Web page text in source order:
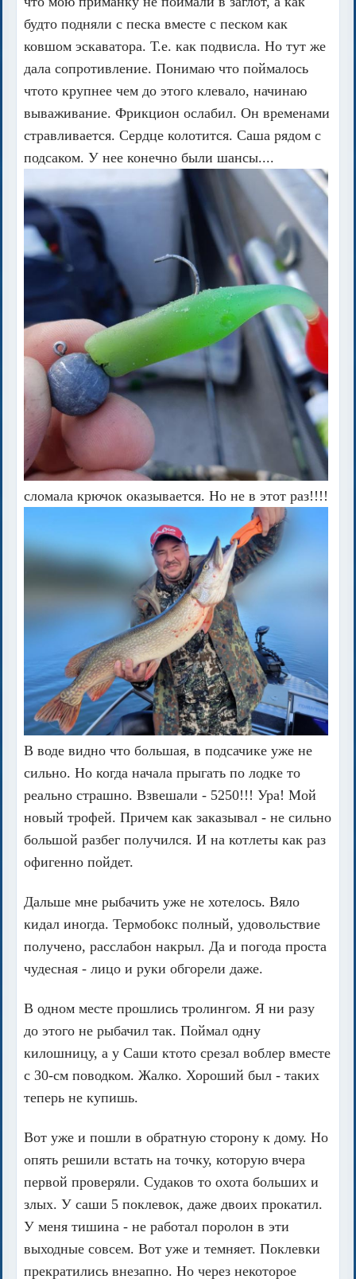
будто подняли с песка вместе с песком как
ковшом эскаватора. Т.е. как подвисла. Но тут же
дала сопротивление. Понимаю что поймалось
чтото крупнее чем до этого клевало, начинаю
вываживание. Фрикцион ослабил. Он временами
стравливается. Сердце колотится. Саша рядом с
подсаком. У нее конечно были шансы....
сломала крючок оказывается. Но не в этот раз!!!!
В воде видно что большая, в подсачике уже не
сильно. Но когда начала прыгать по лодке то
реально страшно. Взвешали - 5250!!! Ура! Мой
новый трофей. Причем как заказывал - не сильно
большой разбег получился. И на котлеты как раз
офигенно пойдет.
Дальше мне рыбачить уже не хотелось. Вяло
кидал иногда. Термобокс полный, удовольствие
получено, расслабон накрыл. Да и погода проста
чудесная - лицо и руки обгорели даже.
В одном месте прошлись тролингом. Я ни разу
до этого не рыбачил так. Поймал одну
килошницу, а у Саши ктото срезал воблер вместе
с 30-см поводком. Жалко. Хороший был - таких
теперь не купишь.
Вот уже и пошли в обратную сторону к дому. Но
опять решили встать на точку, которую вчера
первой проверяли. Судаков то охота больших и
злых. У саши 5 поклевок, даже двоих прокатил.
У меня тишина - не работал поролон в эти
выходные совсем. Вот уже и темняет. Поклевки
прекратились внезапно. Но через некоторое